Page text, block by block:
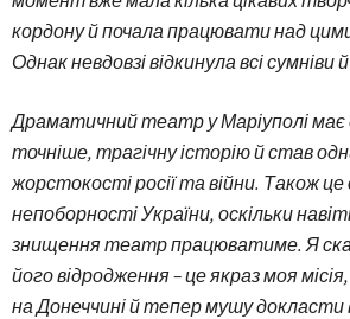
кордону й почала працювати над
Однак невдовзі відкинула всі сумніви
Драматичний театр у Маріуполі
точніше, трагічну історію й став
жорстокості росії та війни. Також
непоборності України, оскільки
знищення театр працюватиме. Я
його відродження – це якраз моя
на Донеччині й тепер мушу докласти